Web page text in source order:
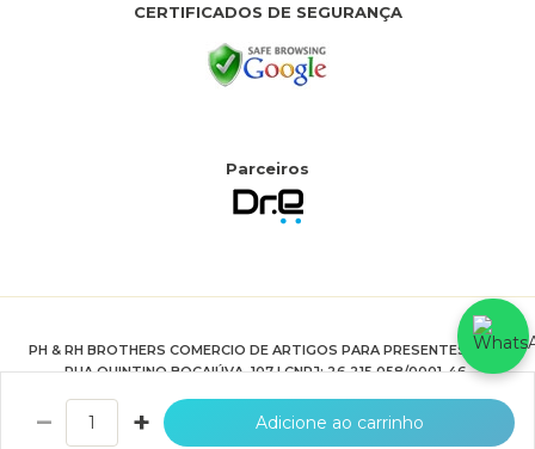
− + Adicione ao carrinho
CERTIFICADOS DE SEGURANÇA
Parceiros
PH & RH BROTHERS COMERCIO DE ARTIGOS PARA PRESENTES LTDA
RUA QUINTINO BOCAIÚVA, 107 | CNPJ: 26.215.058/0001-46.
HTTPS://WWW.JOIASPRIME.COM.BR